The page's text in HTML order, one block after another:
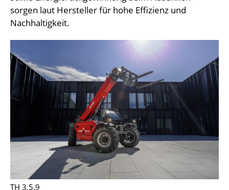
sorgen laut Hersteller für hohe Effizienz und
Nachhaltigkeit.
TH 3,5.9